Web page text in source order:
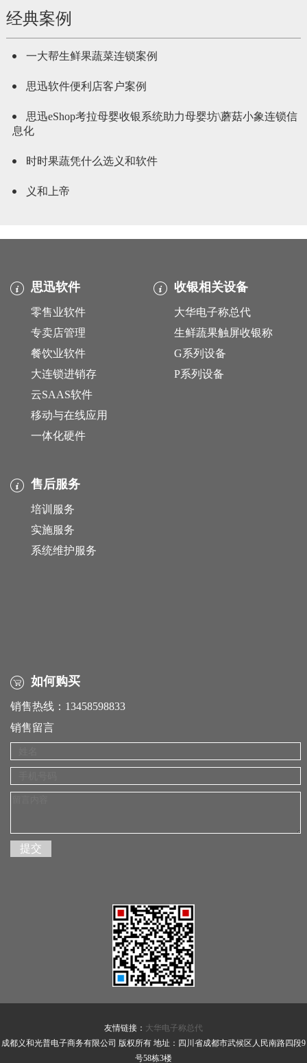
经典案例
一大帮生鲜果蔬菜连锁案例
思迅软件便利店客户案例
思迅eShop考拉母婴收银系统助力母婴坊\蘑菇小象连锁信
息化
时时果蔬凭什么选义和软件
义和上帝
思迅软件
零售业软件
专卖店管理
餐饮业软件
大连锁进销存
云SAAS软件
移动与在线应用
一体化硬件
收银相关设备
大华电子称总代
生鲜蔬果触屏收银称
G系列设备
P系列设备
售后服务
培训服务
实施服务
系统维护服务
如何购买
销售热线：13458598833
销售留言
友情链接： 大华电子称总代
成都义和光普电子商务有限公司 版权所有 地址：四川省成都市武候区人民南路四段9
号58栋3楼